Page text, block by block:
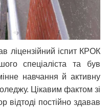
ліцензійний іспит КРОК
спеціаліста та був
навчання й активну
Цікавим фактом зі
відтоді постійно здавав